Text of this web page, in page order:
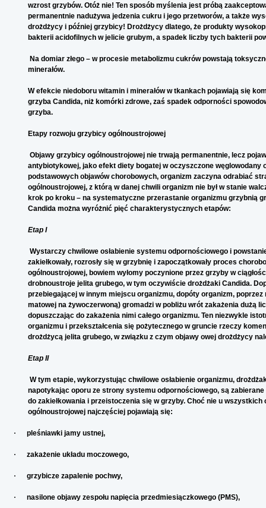
wzrost grzybów. Otóż nie! Ten sposób myślenia jest próbą
permanentnie nadużywa jedzenia cukru i jego przetworów, a także
drożdżycy i później grzybicy! Drożdżycy dlatego, że produkty
bakterii acidofilnych w jelicie grubym, a spadek liczby tych bakterii
Na domiar złego – w procesie metabolizmu cukrów powstają
minerałów.
W efekcie niedoboru witamin i minerałów w tkankach pojawiają się
grzyba Candida, niż komórki zdrowe, zaś spadek odporności
grzyba.
Etapy rozwoju grzybicy ogólnoustrojowej
Objawy grzybicy ogólnoustrojowej nie trwają permanentnie, lecz
antybiotykowej, jako efekt diety bogatej w oczyszczone
podstawowych objawów chorobowych, organizm zaczyna odrabiać
ogólnoustrojowej, z którą w danej chwili organizm nie był w stanie
krok po kroku – na systematyczne przerastanie organizmu grzybnią
Candida można wyróżnić pięć charakterystycznych etapów:
Etap I
Wystarczy chwilowe osłabienie systemu odpornościowego i
zakiełkowały, rozrosły się w grzybnię i zapoczątkowały proces
ogólnoustrojowej, bowiem wyłomy poczynione przez grzyby w
drobnoustroje jelita grubego, w tym oczywiście drożdżaki Candida.
przebiegającej w innym miejscu organizmu, dopóty organizm,
matowej na żywoczerwoną) gromadzi w pobliżu wrót zakażenia dużą
dopuszczając do zakażenia nimi całego organizmu. Ten niezwykle
organizmu i przekształcenia się pożytecznego w gruncie rzeczy
drożdżycą jelita grubego, w związku z czym objawy owej drożdżycy
Etap II
W tym etapie, wykorzystując chwilowe osłabienie organizmu,
napotykając oporu ze strony systemu odpornościowego, są
do zakiełkowania i przeistoczenia się w grzyby. Choć nie u
ogólnoustrojowej najczęściej pojawiają się:
· pleśniawki jamy ustnej,
· zakażenie układu moczowego,
· grzybicze zapalenie pochwy,
· nasilone objawy zespołu napięcia przedmiesiączkowego (PMS),